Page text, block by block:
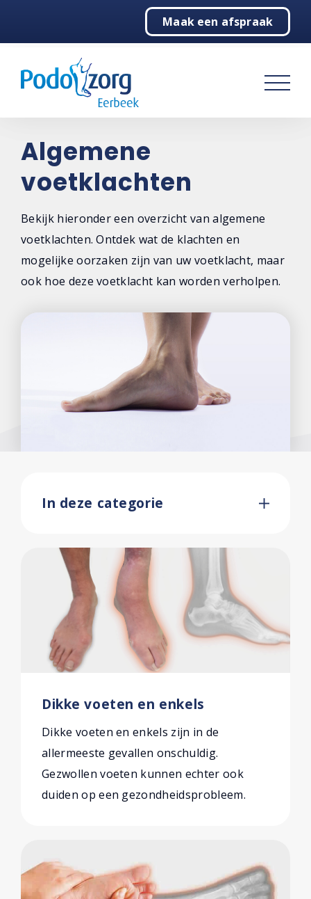
Maak een afspraak
Podotherapie
Behandelingen
Over ons
Contact
Algemene
voetklachten
Bekijk hieronder een overzicht van algemene
voetklachten. Ontdek wat de klachten en
mogelijke oorzaken zijn van uw voetklacht, maar
ook hoe deze voetklacht kan worden verholpen.
In deze categorie
Dikke voeten en enkels
Dikke voeten en enkels zijn in de
allermeeste gevallen onschuldig.
Gezwollen voeten kunnen echter ook
duiden op een gezondheidsprobleem.